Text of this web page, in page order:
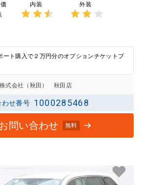
内装 外装
ート購入で２万円分のオプションチケットプ
式会社（秋田） 秋田店
わせ番号 1000285468
お問い合わせ 無料